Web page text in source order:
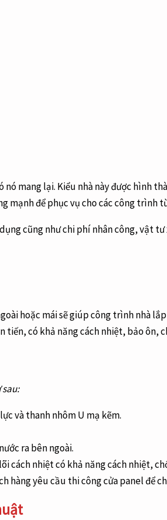
mang lại. Kiểu nhà này được hình
để phục vụ cho các công trình
cũng như chi phí nhân công, vật
hoặc mái sẽ giúp công trình nhà
có khả năng cách nhiệt, bảo ôn,
sau:
và thanh nhôm U mạ kẽm.
ra bên ngoài.
cách nhiệt có khả năng cách nhiệt,
hàng yêu cầu thi công cửa panel để